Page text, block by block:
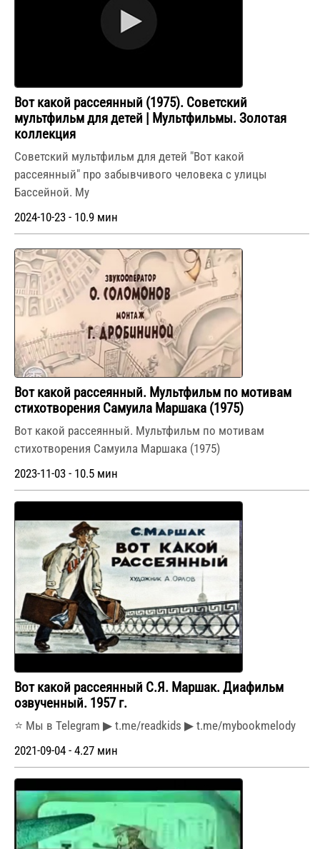
Вот какой рассеянный (1975). Советский
мультфильм для детей | Мультфильмы. Золотая
коллекция
Советский мультфильм для детей "Вот какой
рассеянный" про забывчивого человека с улицы
Бассейной. Му
2024-10-23 - 10.9 мин
Вот какой рассеянный. Мультфильм по мотивам
стихотворения Самуила Маршака (1975)
Вот какой рассеянный. Мультфильм по мотивам
стихотворения Самуила Маршака (1975)
2023-11-03 - 10.5 мин
Вот какой рассеянный С.Я. Маршак. Диафильм
озвученный. 1957 г.
⭐ Мы в Telegram ▶ t.me/readkids ▶ t.me/mybookmelody
2021-09-04 - 4.27 мин